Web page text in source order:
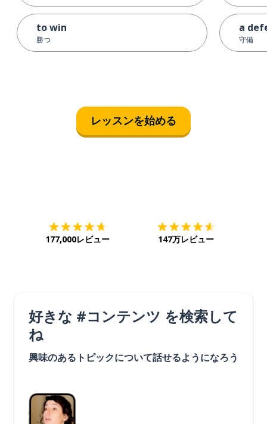
to win
勝つ
a
守備
レッスンを始める
177,000レビュー 147万レビュー
好きな #コンテンツ を検索して
ね
興味のあるトピックについて話せるようになろう